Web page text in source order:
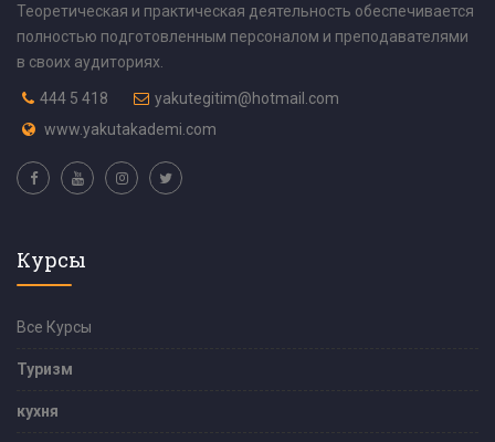
Теоретическая и практическая деятельность обеспечивается
полностью подготовленным персоналом и преподавателями
в своих аудиториях.
444 5 418
yakutegitim@hotmail.com
www.yakutakademi.com
Курсы
Все Курсы
Туризм
кухня